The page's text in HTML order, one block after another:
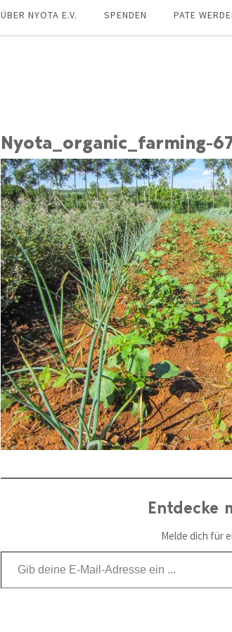
ÜBER NYOTA E.V. SPENDEN PATE
Nyota_organic_farming-
Entdecke
Melde dich für
Gib deine E-Mail-Adresse ein ...